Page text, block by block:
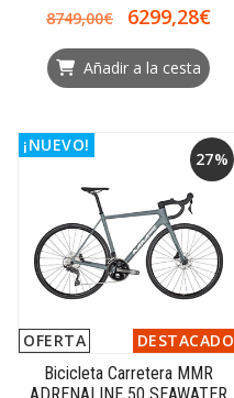
8749,00€
6299,28€
Añadir a la cesta
27%
OFERTA DESTACADO
¡NUEVO!
Bicicleta Carretera MMR
ADRENALINE 50 SEAWATER